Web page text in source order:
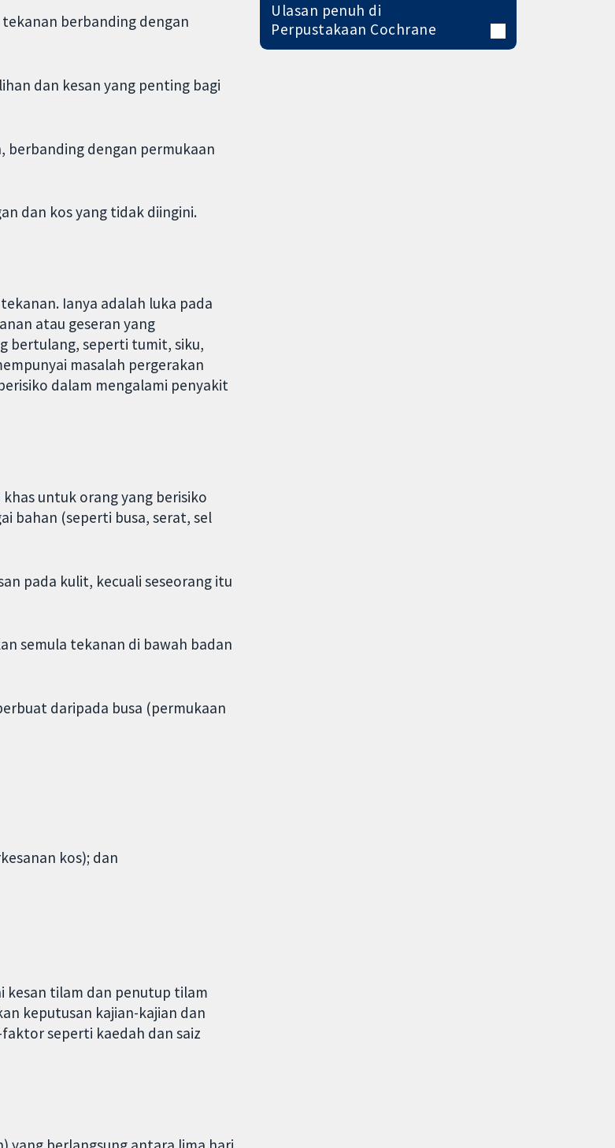
berbanding dengan
dan kesan yang penting bagi
berbanding dengan permukaan
dan kos yang tidak diingini.
Ianya adalah luka pada
atau geseran yang
bertulang, seperti tumit, siku,
masalah pergerakan
dalam mengalami penyakit
untuk orang yang berisiko
bahan (seperti busa, serat, sel
pada kulit, kecuali seseorang itu
semula tekanan di bawah badan
daripada busa (permukaan
kos); dan
kesan tilam dan penutup tilam
keputusan kajian-kajian dan
seperti kaedah dan saiz
Ulasan penuh di
Perpustakaan Cochrane